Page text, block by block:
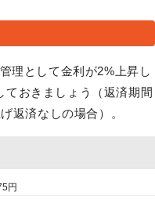
理として金利が2%上昇し
おきましょう（返済期間
返済なしの場合）。
円